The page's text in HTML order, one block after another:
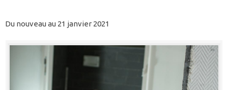
Du nouveau au 21 janvier 2021